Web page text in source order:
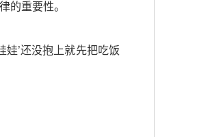
的重要性。
娃’还没抱上就先把吃饭